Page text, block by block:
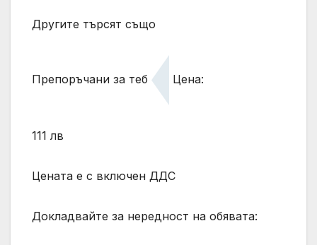
Другите търсят също
Препоръчани за теб Цена:
111 лв
Цената е с включен ДДС
Докладвайте за нередност на обявата: